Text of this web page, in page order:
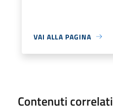
VAI ALLA PAGINA
Contenuti correlati